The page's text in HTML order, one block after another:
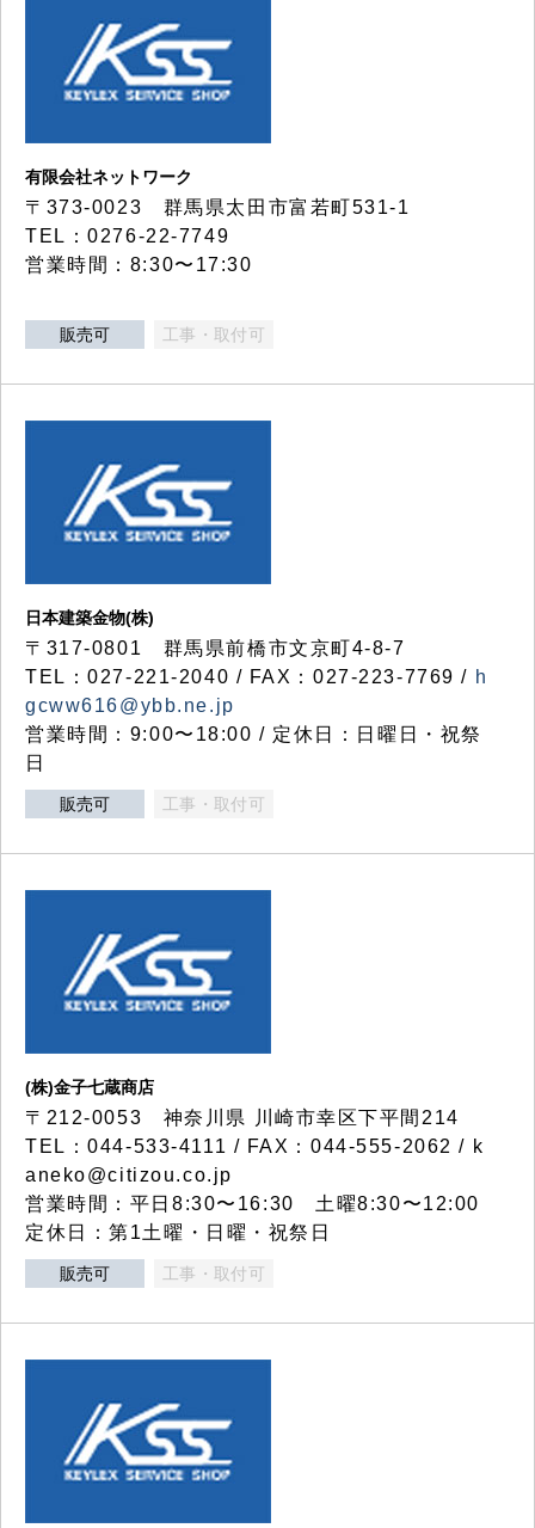
有限会社ネットワーク
〒373-0023 群馬県太田市富若町531-1
TEL：0276-22-7749
営業時間：8:30〜17:30
販売可 工事・取付可
日本建築金物(株)
〒317‐0801 群馬県前橋市文京町4-8-7
TEL：027-221-2040 / FAX：027-223-7769 / h
gcww616@ybb.ne.jp
営業時間：9:00〜18:00 / 定休日：日曜日・祝祭
日
販売可 工事・取付可
(株)金子七蔵商店
〒212-0053 神奈川県 川崎市幸区下平間214
TEL：044-533-4111 / FAX：044-555-2062 / k
aneko@citizou.co.jp
営業時間：平日8:30〜16:30 土曜8:30〜12:00
定休日：第1土曜・日曜・祝祭日
販売可 工事・取付可